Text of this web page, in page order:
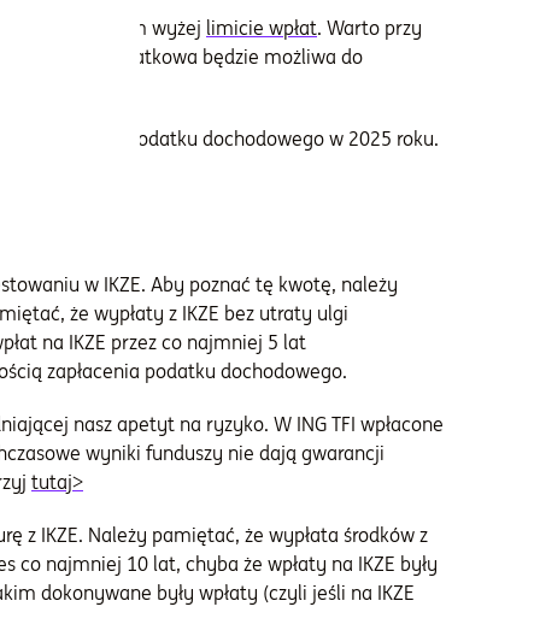
wyżej limicie wpłat. Warto przy
ulga podatkowa będzie możliwa do
ulga od podatku dochodowego w 2025 roku.
w IKZE. Aby poznać tę kwotę, należy
że wypłaty z IKZE bez utraty ulgi
na IKZE przez co najmniej 5 lat
zapłacenia podatku dochodowego.
nasz apetyt na ryzyko. W ING TFI wpłacone
wyniki funduszy nie dają gwarancji
tutaj>dowiedziesz się więcej na temat ryzyka oraz
z IKZE. Należy pamiętać, że wypłata środków z
co najmniej 10 lat, chyba że wpłaty na IKZE były
dokonywane były wpłaty (czyli jeśli na IKZE